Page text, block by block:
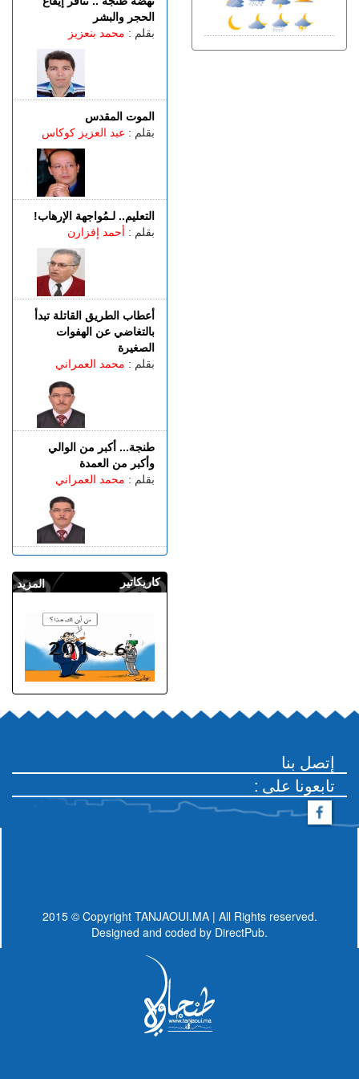
الحجر والبشر
بقلم : محمد بنعزيز
الموت المقدس
بقلم : عبد العزيز كوكاس
التعليم.. لـمُواجهة الإرهاب!
بقلم : أحمد إفزارن
أعطاب الطريق القاتلة تبدأ
بالتغاضي عن الهفوات
الصغيرة
بقلم : محمد العمراني
طنجة... أكبر من الوالي
وأكبر من العمدة
بقلم : محمد العمراني
المزيد كاريكاتير
الجمعة 07 غشت | 18:49
طنجة.. العثور على جثة أربعيني
إتصل بنا
: تابعونا على
2015 © Copyright TANJAOUI.MA | All Rights reserved.
Designed and coded by DirectPub.